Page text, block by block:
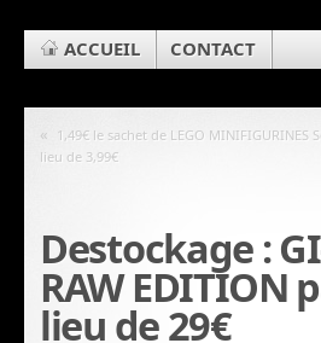
ACCUEIL CONTACT
« 1,49€ le sachet de LEGO MINIFIGURINES
lieu de 3,99€
Destockage :
RAW EDITION
lieu de 29€